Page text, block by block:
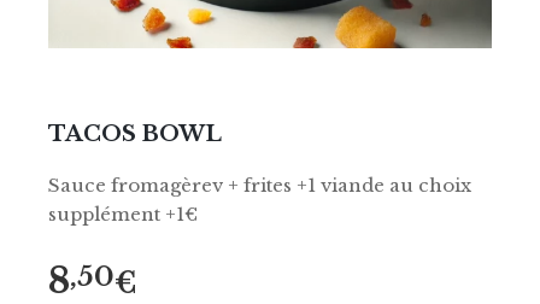
TACOS BOWL
Sauce fromagèrev + frites +1 viande au choix
supplément +1€
8,50€